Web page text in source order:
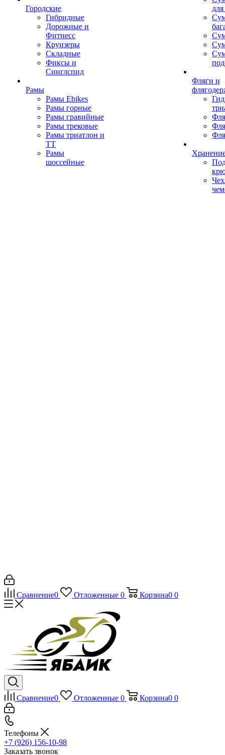
Городские
Гибридные
Дорожные и
Фитнесс
Круизеры
Складные
Фиксы и
Синглспид
Рамы
Рамы Ebikes
Рамы горные
Рамы гравийные
Рамы трековые
Рамы триатлон и
ТТ
Рамы
шоссейные
Фляги и
Сравнение0 Отложенные 0 Корзина0 0
Сравнение0 Отложенные 0 Корзина0 0
Телефоны
+7 (926) 156-10-98
Заказать звонок